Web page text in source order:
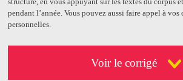
pendant l’année. Vous pouvez aussi faire appel à vos
personnelles.
Voir le corrigé